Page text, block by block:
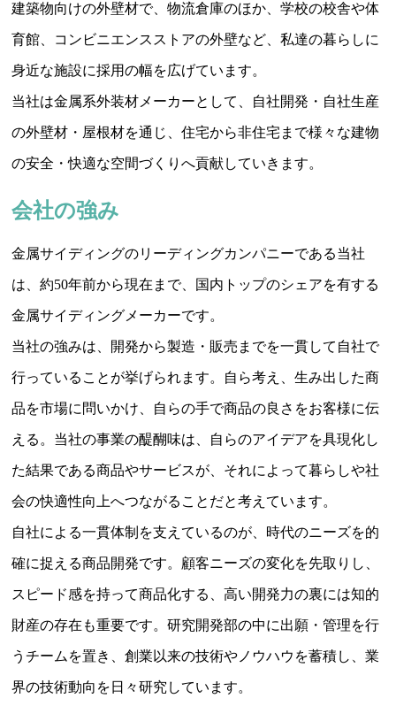
建築物向けの外壁材で、物流倉庫のほか、学校の校舎や体
育館、コンビニエンスストアの外壁など、私達の暮らしに
身近な施設に採用の幅を広げています。
当社は金属系外装材メーカーとして、自社開発・自社生産
の外壁材・屋根材を通じ、住宅から非住宅まで様々な建物
の安全・快適な空間づくりへ貢献していきます。
会社の強み
金属サイディングのリーディングカンパニーである当社
は、約50年前から現在まで、国内トップのシェアを有する
金属サイディングメーカーです。
当社の強みは、開発から製造・販売までを一貫して自社で
行っていることが挙げられます。自ら考え、生み出した商
品を市場に問いかけ、自らの手で商品の良さをお客様に伝
える。当社の事業の醍醐味は、自らのアイデアを具現化し
た結果である商品やサービスが、それによって暮らしや社
会の快適性向上へつながることだと考えています。
自社による一貫体制を支えているのが、時代のニーズを的
確に捉える商品開発です。顧客ニーズの変化を先取りし、
スピード感を持って商品化する、高い開発力の裏には知的
財産の存在も重要です。研究開発部の中に出願・管理を行
うチームを置き、創業以来の技術やノウハウを蓄積し、業
界の技術動向を日々研究しています。